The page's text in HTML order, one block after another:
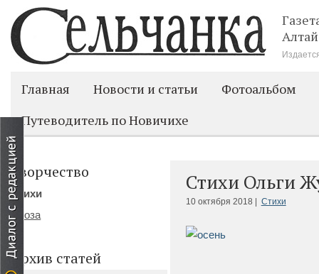
Главная Новости и статьи
Фотоальбом
Путеводитель по Новичихе
Стихи Ольги
10 октября 2018 | Стихи
Творчество
Стихи
Проза
Архив статей